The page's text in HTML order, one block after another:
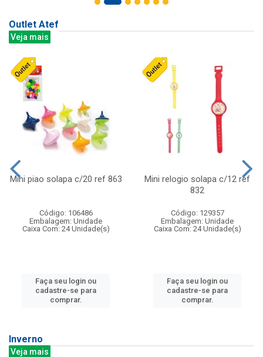
Outlet Atef
Veja mais
Mini piao solapa c/20 ref 863
Código: 106486
Embalagem: Unidade
Caixa Com: 24 Unidade(s)
Faça seu login ou
cadastre-se para
comprar.
Mini relogio solapa c/12 ref
832
Código: 129357
Embalagem: Unidade
Caixa Com: 24 Unidade(s)
Faça seu login ou
cadastre-se para
comprar.
Inverno
Veja mais